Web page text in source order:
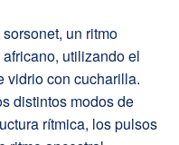
un ritmo
utilizando el
vidrio con cucharilla.
distintos modos de
rítmica, los pulsos